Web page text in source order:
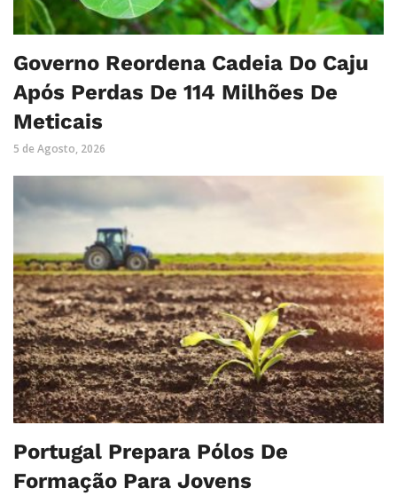
Governo Reordena Cadeia Do Caju
Após Perdas De 114 Milhões De
Meticais
5 de Agosto, 2026
Portugal Prepara Pólos De
Formação Para Jovens